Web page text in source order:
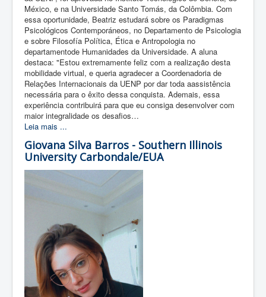
México, e na Universidade Santo Tomás, da Colômbia. Com
essa oportunidade, Beatriz estudará sobre os Paradigmas
Psicológicos Contemporáneos, no Departamento de Psicologia
e sobre Filosofía Política, Ética e Antropologia no
departamentode Humanidades da Universidade. A aluna
destaca: "Estou extremamente feliz com a realização desta
mobilidade virtual, e queria agradecer a Coordenadoria de
Relações Internacionais da UENP por dar toda aassistência
necessária para o êxito dessa conquista. Ademais, essa
experiência contribuirá para que eu consiga desenvolver com
maior integralidade os desafios…
Leia mais ...
Giovana Silva Barros - Southern Illinois
University Carbondale/EUA